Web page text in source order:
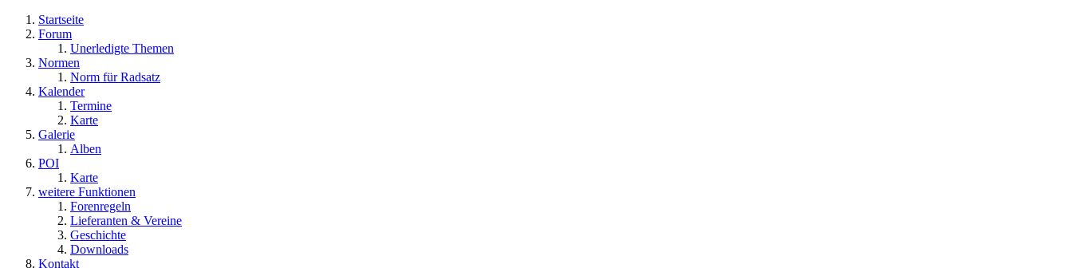
Startseite
Forum
Unerledigte Themen
Normen
Norm für Radsatz
Kalender
Termine
Karte
Galerie
Alben
POI
Karte
weitere Funktionen
Forenregeln
Lieferanten & Vereine
Geschichte
Downloads
Kontakt